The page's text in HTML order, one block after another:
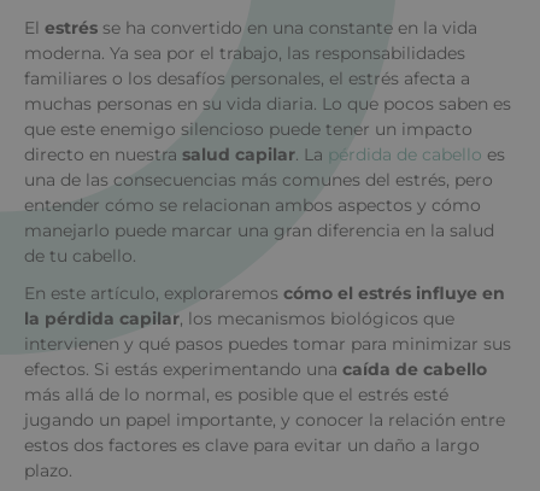
El estrés se ha convertido en una constante en la vida
moderna. Ya sea por el trabajo, las responsabilidades
familiares o los desafíos personales, el estrés afecta a
muchas personas en su vida diaria. Lo que pocos saben es
que este enemigo silencioso puede tener un impacto
directo en nuestra salud capilar. La pérdida de cabello es
una de las consecuencias más comunes del estrés, pero
entender cómo se relacionan ambos aspectos y cómo
manejarlo puede marcar una gran diferencia en la salud
de tu cabello.
En este artículo, exploraremos cómo el estrés influye en
la pérdida capilar, los mecanismos biológicos que
intervienen y qué pasos puedes tomar para minimizar sus
efectos. Si estás experimentando una caída de cabello
más allá de lo normal, es posible que el estrés esté
jugando un papel importante, y conocer la relación entre
estos dos factores es clave para evitar un daño a largo
plazo.